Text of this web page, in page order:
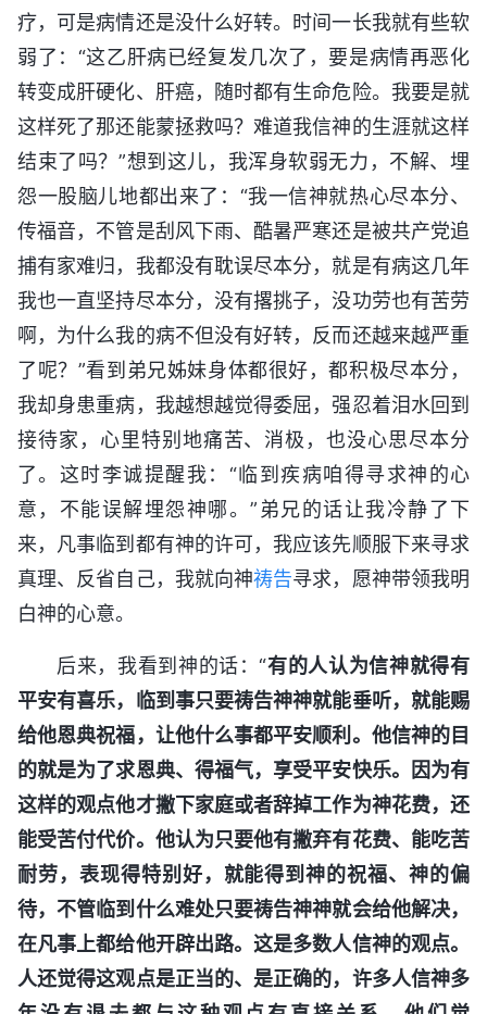
疗，可是病情还是没什么好转。时间一长我就有些软
弱了：“这乙肝病已经复发几次了，要是病情再恶化
转变成肝硬化、肝癌，随时都有生命危险。我要是就
这样死了那还能蒙拯救吗？难道我信神的生涯就这样
结束了吗？”想到这儿，我浑身软弱无力，不解、埋
怨一股脑儿地都出来了：“我一信神就热心尽本分、
传福音，不管是刮风下雨、酷暑严寒还是被共产党追
捕有家难归，我都没有耽误尽本分，就是有病这几年
我也一直坚持尽本分，没有撂挑子，没功劳也有苦劳
啊，为什么我的病不但没有好转，反而还越来越严重
了呢？”看到弟兄姊妹身体都很好，都积极尽本分，
我却身患重病，我越想越觉得委屈，强忍着泪水回到
接待家，心里特别地痛苦、消极，也没心思尽本分
了。这时李诚提醒我：“临到疾病咱得寻求神的心
意，不能误解埋怨神哪。”弟兄的话让我冷静了下
来，凡事临到都有神的许可，我应该先顺服下来寻求
真理、反省自己，我就向神祷告寻求，愿神带领我明
白神的心意。
后来，我看到神的话：“有的人认为信神就得有
平安有喜乐，临到事只要祷告神神就能垂听，就能赐
给他恩典祝福，让他什么事都平安顺利。他信神的目
的就是为了求恩典、得福气，享受平安快乐。因为有
这样的观点他才撇下家庭或者辞掉工作为神花费，还
能受苦付代价。他认为只要他有撇弃有花费、能吃苦
耐劳，表现得特别好，就能得到神的祝福、神的偏
待，不管临到什么难处只要祷告神神就会给他解决，
在凡事上都给他开辟出路。这是多数人信神的观点。
人还觉得这观点是正当的、是正确的，许多人信神多